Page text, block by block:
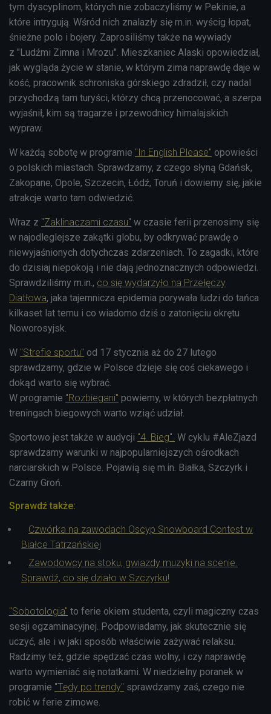
tym dyscyplinom, których nie zobaczyliśmy w Pekinie, a
które intrygują. Wśród nich znalazły się m.in. wyścig łopat,
śnieżne polo i bojery. Zaprosiliśmy także na wywiady
z "Ludźmi Zimna i Mrozu". Mieszkaniec Alaski opowiedział,
jak wygląda życie w stanie, w którym zima naprawdę daje w
kość, pracownik schroniska górskiego zdradził, czy nadal
przychodzą tam turyści, którzy chcą przenocować, a szerpa
wyjaśnił, kim są tragarze i przewodnicy himalajskich
wypraw.
W każdą sobotę w programie "In English Please" opowieści
o polskich miastach. Sprawdzamy, z czego słyną Gdańsk,
Zakopane, Opole, Szczecin, Łódź, Toruń i dowiemy się, jakie
atrakcje warto tam odwiedzić.
Wraz z "Zaklinaczami czasu" w czasie ferii przenosimy się
w najodleglejsze zakątki globu, by odkrywać prawdę o
niewyjaśnionych dotychczas zdarzeniach. To zagadki, które
do dzisiaj niepokoją i nie dają jednoznacznych odpowiedzi.
Sprawdziliśmy m.in., co się wydarzyło na Przełęczy
Diatłowa, jaka tajemnicza epidemia porywała ludzi do tańca
kilkaset lat temu i co wiadomo dziś o zatonięciu okrętu
Noworosyjsk.
W "Strefie sportu" od 17 stycznia aż do 27 lutego
sprawdzamy, gdzie w Polsce dzieje się coś ciekawego i
dokąd warto się wybrać.
W programie "Rozbiegani" powiemy, w których bezpłatnych
treningach biegowych warto wziąć udział.
Sportowo jest także w audycji "4. Bieg". W cyklu #AleZjazd
sprawdzamy warunki w najpopularniejszych ośrodkach
narciarskich w Polsce. Pojawią się m.in. Białka, Szczyrk i
Czarny Groń.
Sprawdź także:
Czwórka na zawodach Oscyp Snowboard Contest w
Białce Tatrzańskiej
Zawodowcy na stoku, gwiazdy muzyki na scenie.
Sprawdź, co się działo w Szczyrku!
"Sobotologia" to ferie okiem studenta, czyli magiczny czas
sesji egzaminacyjnej. Podpowiadamy, jak skutecznie się
uczyć, ale i w jaki sposób właściwie zażywać relaksu.
Radzimy też, gdzie spędzać czas wolny, i czy naprawdę
warto wymieniać się notatkami. W niedzielny poranek w
programie "Tędy po trendy" sprawdzamy zaś, czego nie
robić w ferie zimowe.